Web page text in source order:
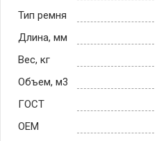
Тип ремня
Длина, мм
Вес, кг
Объем, м3
ГОСТ
OEM